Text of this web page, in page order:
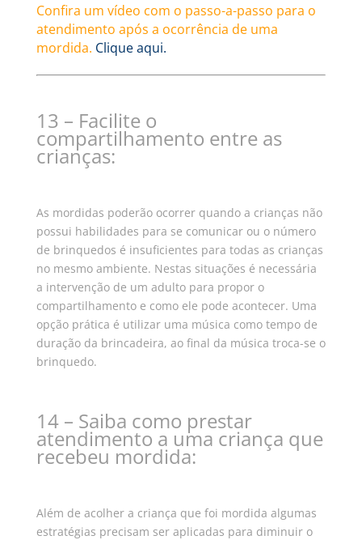
Confira um vídeo com o passo-a-passo para o
atendimento após a ocorrência de uma
mordida. Clique aqui.
13 – Facilite o
compartilhamento entre as
crianças:
As mordidas poderão ocorrer quando a crianças não
possui habilidades para se comunicar ou o número
de brinquedos é insuficientes para todas as crianças
no mesmo ambiente. Nestas situações é necessária
a intervenção de um adulto para propor o
compartilhamento e como ele pode acontecer. Uma
opção prática é utilizar uma música como tempo de
duração da brincadeira, ao final da música troca-se o
brinquedo.
14 – Saiba como prestar
atendimento a uma criança que
recebeu mordida:
Além de acolher a criança que foi mordida algumas
estratégias precisam ser aplicadas para diminuir o